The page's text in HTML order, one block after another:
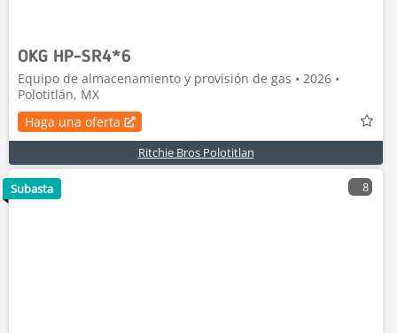
OKG HP-SR4*6
Equipo de almacenamiento y provisión de gas • 2026 •
Polotitlán, MX
Haga una oferta
Ritchie Bros Polotitlan
8
Subasta